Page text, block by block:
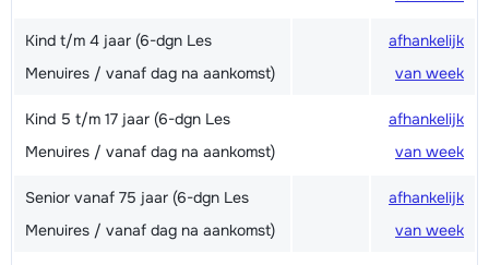
Kind t/m 4 jaar (6-dgn Les
Menuires / vanaf dag na aankomst)
afhankelijk
van week
Kind 5 t/m 17 jaar (6-dgn Les
Menuires / vanaf dag na aankomst)
afhankelijk
van week
Senior vanaf 75 jaar (6-dgn Les
Menuires / vanaf dag na aankomst)
afhankelijk
van week